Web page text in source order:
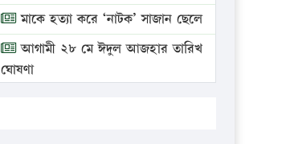
মাকে হত্যা করে ‘নাটক’ সাজান ছেলে
আগামী ২৮ মে ঈদুল আজহার তারিখ
ঘোষণা